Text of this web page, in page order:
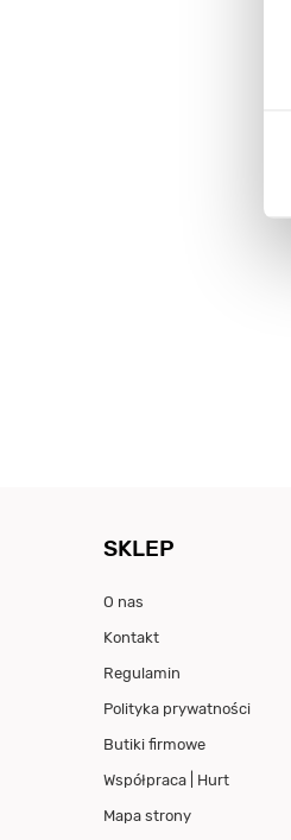
SKLEP
O nas
Kontakt
Regulamin
Polityka prywatności
Butiki firmowe
Współpraca | Hurt
Mapa strony